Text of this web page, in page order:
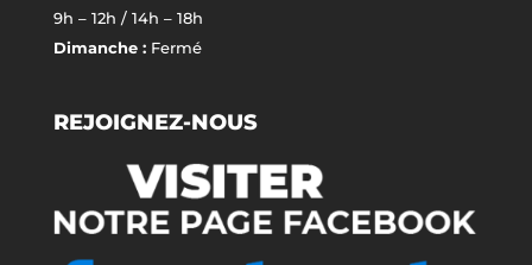
9h – 12h / 14h – 18h
Dimanche :Fermé
REJOIGNEZ-NOUS